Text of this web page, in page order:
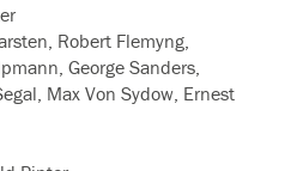
Robert Flemyng,
George Sanders,
Max Von Sydow, Ernest